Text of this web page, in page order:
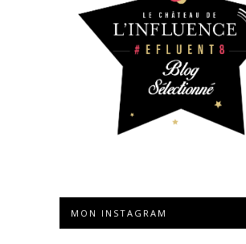
MON INSTAGRAM